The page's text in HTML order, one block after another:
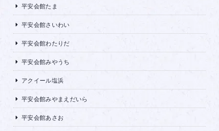
平安会館たま
平安会館さいわい
平安会館わたりだ
平安会館みやうち
アクイール塩浜
平安会館みやまえだいら
平安会館あさお